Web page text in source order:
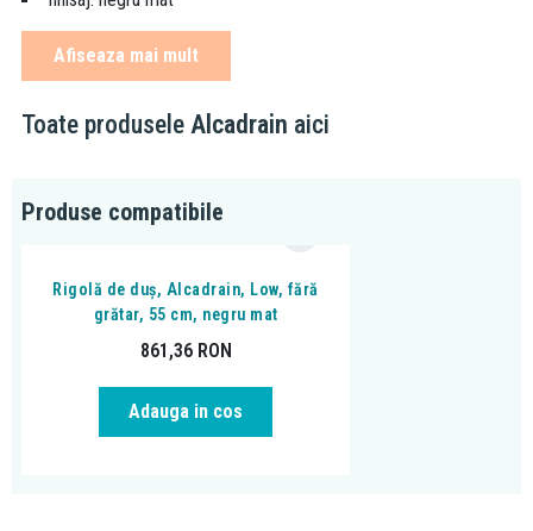
material: otel inoxidabil AISI 304, DIN 1.4301
Afiseaza mai mult
Toate produsele Alcadrain aici
Produse compatibile
Rigolă de duș, Alcadrain, Low, fără
grătar, 55 cm, negru mat
861,36 RON
Adauga in cos